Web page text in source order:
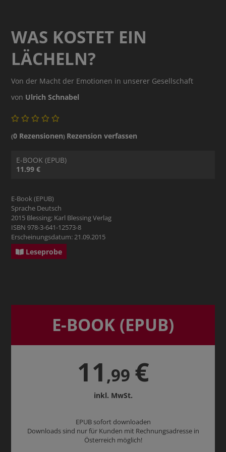
WAS KOSTET EIN
LÄCHELN?
Von der Macht der Emotionen in unserer Gesellschaft
von Ulrich Schnabel
(0 Rezensionen) Rezension verfassen
E-BOOK (EPUB)
11.99 €
E-Book (EPUB)
Sprache Deutsch
2015 Blessing; Karl Blessing Verlag
ISBN 978-3-641-12573-8
Erscheinungsdatum: 21.09.2015
Leseprobe
E-BOOK (EPUB)
11 ,99 €
inkl. MwSt.
EPUB sofort downloaden
Downloads sind nur für Kunden mit Rechnungsadresse in
Österreich möglich!